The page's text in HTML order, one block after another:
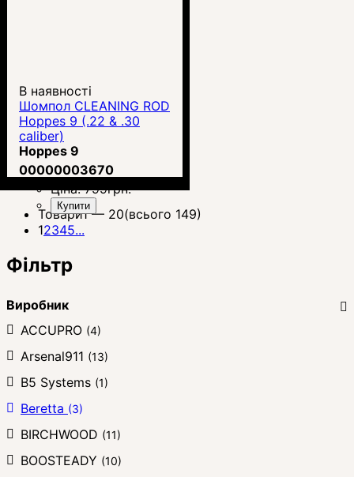
В наявності
Шомпол CLEANING ROD
Hoppes 9 (.22 & .30
caliber)
Hoppes 9
00000003670
Ціна:799грн.
Купити
Товари1 — 20(всього 149)
12345...
Фільтр
Виробник
ACCUPRO (4)
Arsenal911 (13)
B5 Systems (1)
Beretta (3)
BIRCHWOOD (11)
BOOSTEADY (10)